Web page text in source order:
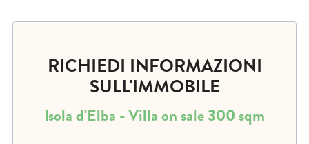
RICHIEDI INFORMAZIONI
SULL'IMMOBILE
Isola d'Elba - Villa on sale 300 sqm